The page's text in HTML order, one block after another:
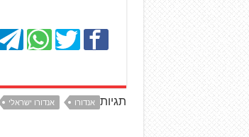
תגיות אנדורו אנדורו ישראלי